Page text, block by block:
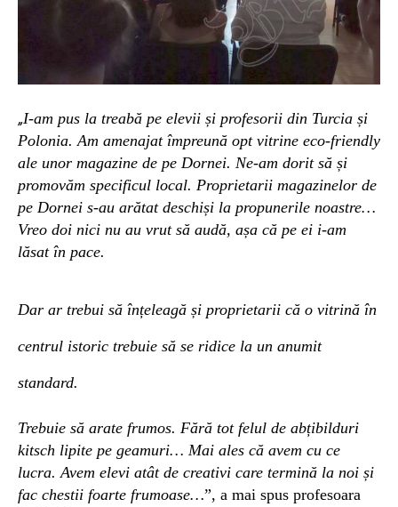
„I-am pus la treabă pe elevii și profesorii din Turcia și
Polonia. Am amenajat împreună opt vitrine eco-friendly
ale unor magazine de pe Dornei. Ne-am dorit să și
promovăm specificul local. Proprietarii magazinelor de
pe Dornei s-au arătat deschiși la propunerile noastre…
Vreo doi nici nu au vrut să audă, așa că pe ei i-am
lăsat în pace.
Dar ar trebui să înțeleagă și proprietarii că o vitrină în
centrul istoric trebuie să se ridice la un anumit
standard.
Trebuie să arate frumos. Fără tot felul de abțibilduri
kitsch lipite pe geamuri… Mai ales că avem cu ce
lucra. Avem elevi atât de creativi care termină la noi și
fac chestii foarte frumoase…”, a mai spus profesoara